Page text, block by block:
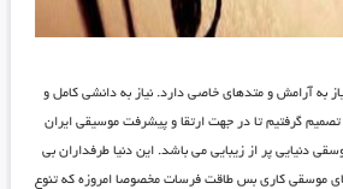
به آرامش و متدهای خاصی دارد. نیاز به دانشی کامل و
تصمیم گرفتیم تا در جهت ارتقا و پیشرفت موسیقی ایران
دنیایی پر از زیبایی می باشد. این دنیا طرفداران بی
موسقی کاری بس طاقت فرسات مخصوصا امروزه که تنوع